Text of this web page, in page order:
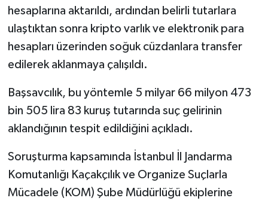
hesaplarına aktarıldı, ardından belirli tutarlara
ulaştıktan sonra kripto varlık ve elektronik para
hesapları üzerinden soğuk cüzdanlara transfer
edilerek aklanmaya çalışıldı.
Başsavcılık, bu yöntemle 5 milyar 66 milyon 473
bin 505 lira 83 kuruş tutarında suç gelirinin
aklandığının tespit edildiğini açıkladı.
Soruşturma kapsamında İstanbul İl Jandarma
Komutanlığı Kaçakçılık ve Organize Suçlarla
Mücadele (KOM) Şube Müdürlüğü ekiplerine